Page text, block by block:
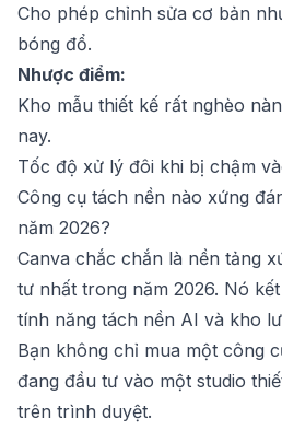
Cho phép chỉnh sửa cơ bản
bóng đổ.
Nhược điểm:
Kho mẫu thiết kế rất nghèo
nay.
Tốc độ xử lý đôi khi bị chậm
Công cụ tách nền nào xứng
năm 2026?
Canva chắc chắn là nền tảng
tư nhất trong năm 2026. Nó
tính năng tách nền AI và kho
Bạn không chỉ mua một công
đang đầu tư vào một studio
trên trình duyệt.